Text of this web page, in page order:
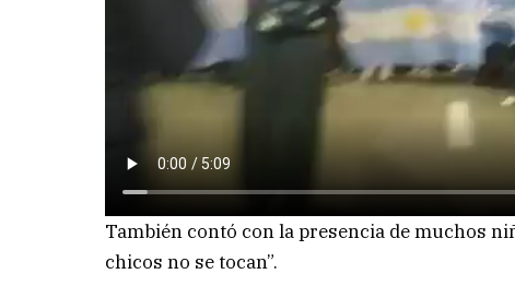
También contó con la presencia de muchos
chicos no se tocan”.